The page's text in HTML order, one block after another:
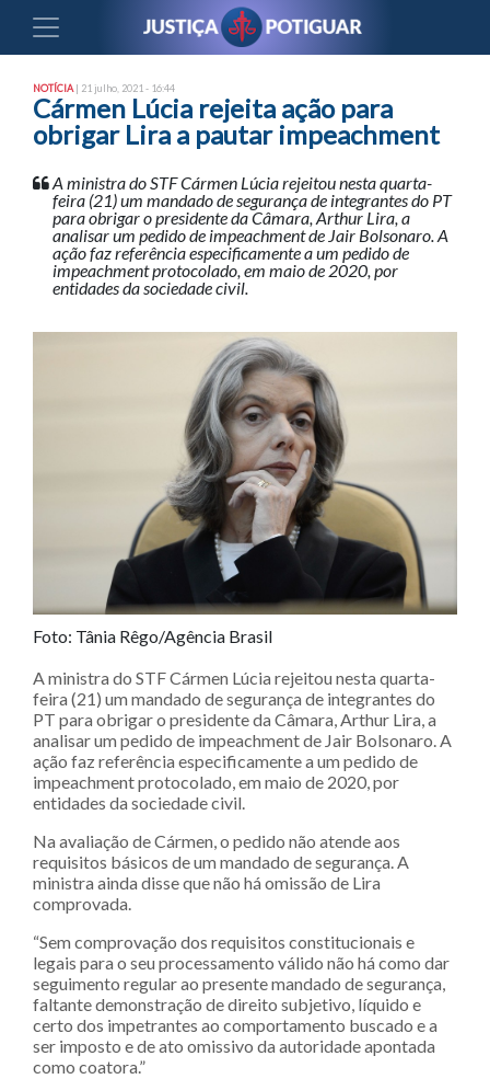
NOTÍCIA | 21 julho, 2021 - 16:44
Cármen Lúcia rejeita ação para
obrigar Lira a pautar impeachment
A ministra do STF Cármen Lúcia rejeitou nesta quarta-
feira (21) um mandado de segurança de integrantes do PT
para obrigar o presidente da Câmara, Arthur Lira, a
analisar um pedido de impeachment de Jair Bolsonaro. A
ação faz referência especificamente a um pedido de
impeachment protocolado, em maio de 2020, por
entidades da sociedade civil.
Foto: Tânia Rêgo/Agência Brasil
A ministra do STF Cármen Lúcia rejeitou nesta quarta-
feira (21) um mandado de segurança de integrantes do
PT para obrigar o presidente da Câmara, Arthur Lira, a
analisar um pedido de impeachment de Jair Bolsonaro. A
ação faz referência especificamente a um pedido de
impeachment protocolado, em maio de 2020, por
entidades da sociedade civil.
Na avaliação de Cármen, o pedido não atende aos
requisitos básicos de um mandado de segurança. A
ministra ainda disse que não há omissão de Lira
comprovada.
“Sem comprovação dos requisitos constitucionais e
legais para o seu processamento válido não há como dar
seguimento regular ao presente mandado de segurança,
faltante demonstração de direito subjetivo, líquido e
certo dos impetrantes ao comportamento buscado e a
ser imposto e de ato omissivo da autoridade apontada
como coatora.”